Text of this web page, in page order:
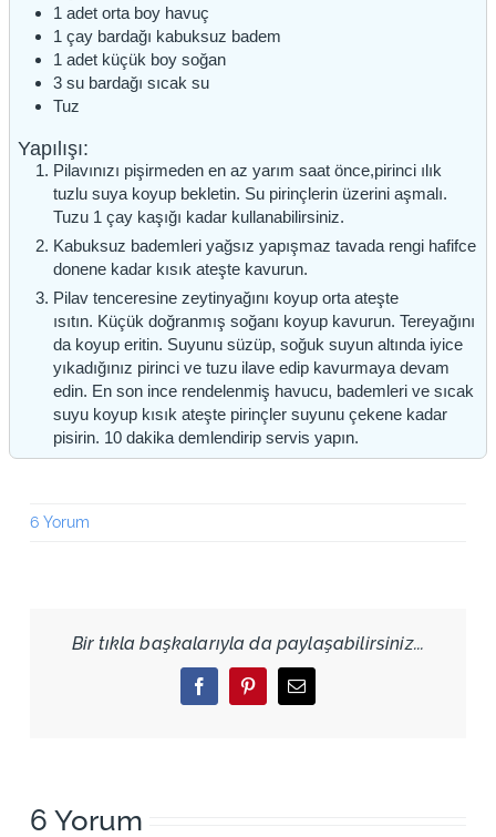
1 adet orta boy havuç
1 çay bardağı kabuksuz badem
1 adet küçük boy soğan
3 su bardağı sıcak su
Tuz
Yapılışı:
Pilavınızı pişirmeden en az yarım saat önce,pirinci ılık
tuzlu suya koyup bekletin. Su pirinçlerin üzerini aşmalı.
Tuzu 1 çay kaşığı kadar kullanabilirsiniz.
Kabuksuz bademleri yağsız yapışmaz tavada rengi hafifce
donene kadar kısık ateşte kavurun.
Pilav tenceresine zeytinyağını koyup orta ateşte
ısıtın. Küçük doğranmış soğanı koyup kavurun. Tereyağını
da koyup eritin. Suyunu süzüp, soğuk suyun altında iyice
yıkadığınız pirinci ve tuzu ilave edip kavurmaya devam
edin. En son ince rendelenmiş havucu, bademleri ve sıcak
suyu koyup kısık ateşte pirinçler suyunu çekene kadar
pisirin. 10 dakika demlendirip servis yapın.
6 Yorum
Bir tıkla başkalarıyla da paylaşabilirsiniz...
FacebookPinterestEmail
6 Yorum